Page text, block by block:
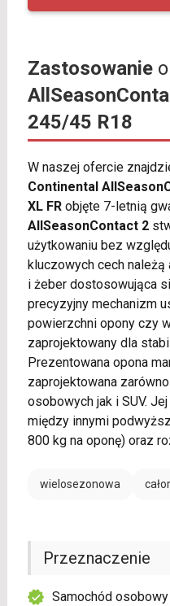
Zastosowanie
245/45 R18
W naszej ofercie
Continental
XL FRobjęte 7-letnią
AllSeasonContact 2
użytkowaniu bez
kluczowych cech należą
i żeber dostosowująca
precyzyjny mechanizm
powierzchni opony czy
zaprojektowany dla
Prezentowana opona
zaprojektowana
osobowych jak i SUV.
między innymi
800 kg na oponę) oraz
wielosezonowa
Przeznaczenie
Samochód